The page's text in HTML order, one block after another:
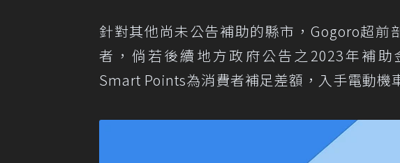
針對其他尚未公告補助的縣市，Gogoro超
者，倘若後續地方政府公告之2023年補
Smart Points為消費者補足差額，入手電動機